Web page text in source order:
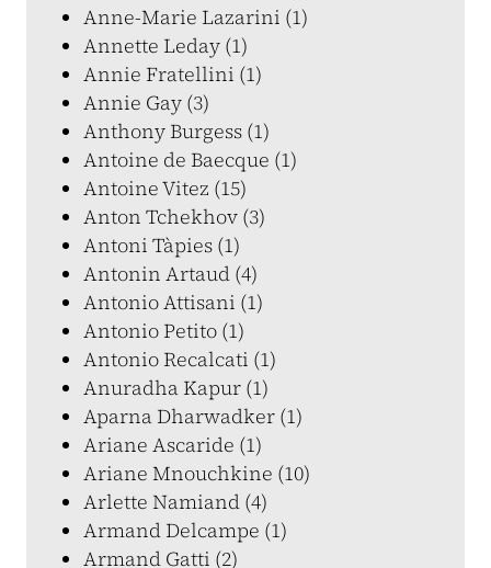
Anne-Marie Lazarini (1)
Annette Leday (1)
Annie Fratellini (1)
Annie Gay (3)
Anthony Burgess (1)
Antoine de Baecque (1)
Antoine Vitez (15)
Anton Tchekhov (3)
Antoni Tàpies (1)
Antonin Artaud (4)
Antonio Attisani (1)
Antonio Petito (1)
Antonio Recalcati (1)
Anuradha Kapur (1)
Aparna Dharwadker (1)
Ariane Ascaride (1)
Ariane Mnouchkine (10)
Arlette Namiand (4)
Armand Delcampe (1)
Armand Gatti (2)